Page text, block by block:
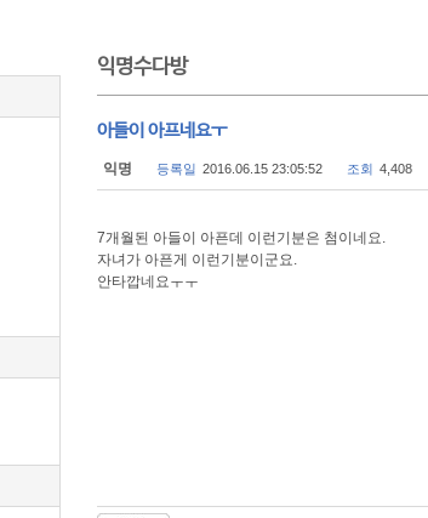
익명수다방
아들이 아프네요ㅜ
익명 등록일 2016.06.15 23:05:52 조회 4,408
7개월된 아들이 아픈데 이런기분은 첨이네요.
자녀가 아픈게 이런기분이군요.
안타깝네요ㅜㅜ